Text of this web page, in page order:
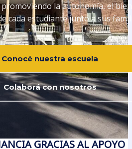
la autonomía, el
cada estudiante junto a sus
Conocé nuestra escuela
Colaborá con nosotros
GRACIAS AL APOYO